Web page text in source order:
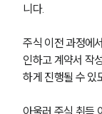
니다.
주식 이전 과정에
인하고 계약서 작
하게 진행될 수 있